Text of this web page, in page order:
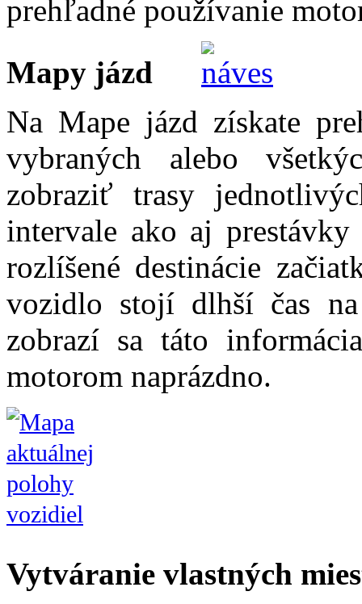
prehľadné používanie
Mapy jázd
Na Mape jázd získate
vybraných alebo
zobraziť trasy
intervale ako aj prestávky
rozlíšené destinácie
vozidlo stojí dlhší čas
zobrazí sa táto
motorom naprázdno.
Vytváranie vlastných